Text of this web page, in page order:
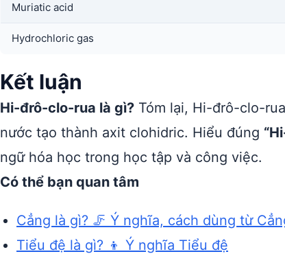
Muriatic acid
Hydrochloric gas
Kết luận
Hi-đrô-clo-rua là gì? Tóm lại, Hi-đrô-clo-
nước tạo thành axit clohidric. Hiểu đúng
ngữ hóa học trong học tập và công việc.
Có thể bạn quan tâm
Cẳng là gì? 🦵 Ý nghĩa, cách dùng từ
Tiểu đệ là gì? 👦 Ý nghĩa Tiểu đệ